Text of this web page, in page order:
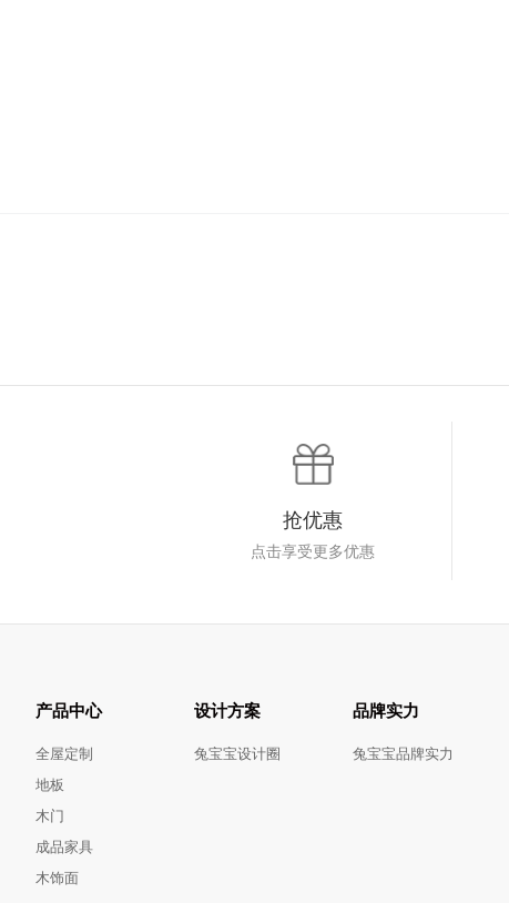
抢优惠
点击享受更多优惠
产品中心
全屋定制
地板
木门
成品家具
木饰面
设计方案
兔宝宝设计圈
品牌实力
兔宝宝品牌实力